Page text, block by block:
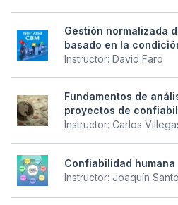
Gestión normalizada
basado en la
Instructor: David Faro
Fundamentos de
proyectos de
Instructor: Carlos
Confiabilidad humana
Instructor: Joaquín